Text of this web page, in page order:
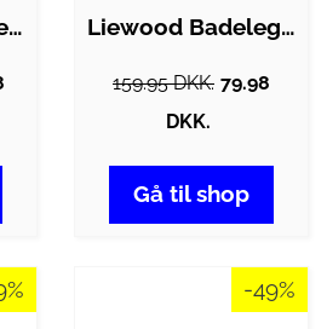
Liewood Trælegetøj - Flyvemaskine -… Liewood Badelegetøj - 2-pak - Henrik -…
159.95 DKK. 79.98
DKK.
Gå til shop
-49%